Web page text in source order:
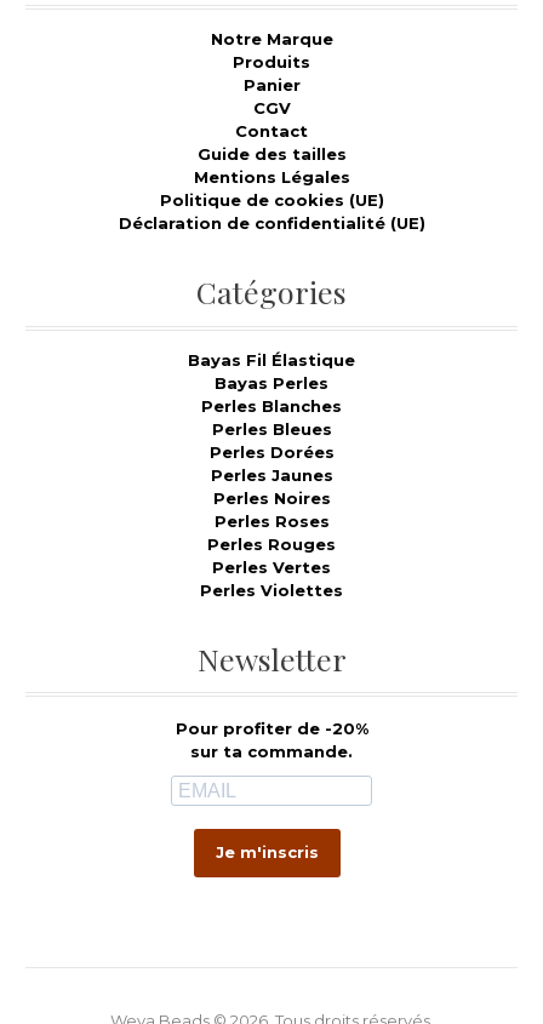
Notre Marque
Produits
Panier
CGV
Contact
Guide des tailles
Mentions Légales
Politique de cookies (UE)
Déclaration de confidentialité (UE)
Catégories
Bayas Fil Élastique
Bayas Perles
Perles Blanches
Perles Bleues
Perles Dorées
Perles Jaunes
Perles Noires
Perles Roses
Perles Rouges
Perles Vertes
Perles Violettes
Newsletter
Pour profiter de -20%
sur ta commande.
Je m'inscris